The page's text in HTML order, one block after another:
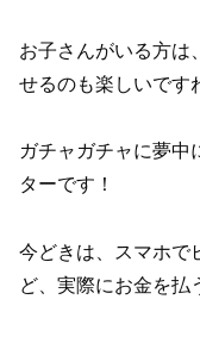
お子さんがいる方は
せるのも楽しいです
ガチャガチャに夢中
ターです！
今どきは、スマホで
ど、実際にお金を払